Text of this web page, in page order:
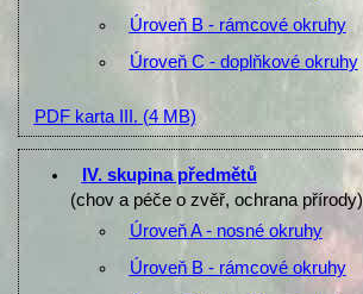
Úroveň B - rámcové okruhy
Úroveň C - doplňkové okruhy
PDF karta III. (4 MB)
IV. skupina předmětů
(chov a péče o zvěř, ochrana přírody)
Úroveň A - nosné okruhy
Úroveň B - rámcové okruhy